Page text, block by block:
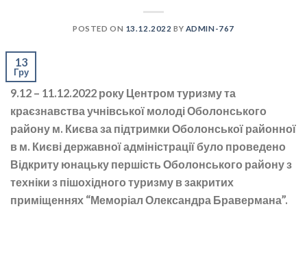
POSTED ON 13.12.2022 BY ADMIN-767
13
Гру
9.12 – 11.12.2022 року Центром туризму та
краєзнавства учнівської молоді Оболонського
району м. Києва за підтримки Оболонської районної
в м. Києві державної адміністрації було проведено
Відкриту юнацьку першість Оболонського району з
техніки з пішохідного туризму в закритих
приміщеннях “Меморіал Олександра Бравермана”.